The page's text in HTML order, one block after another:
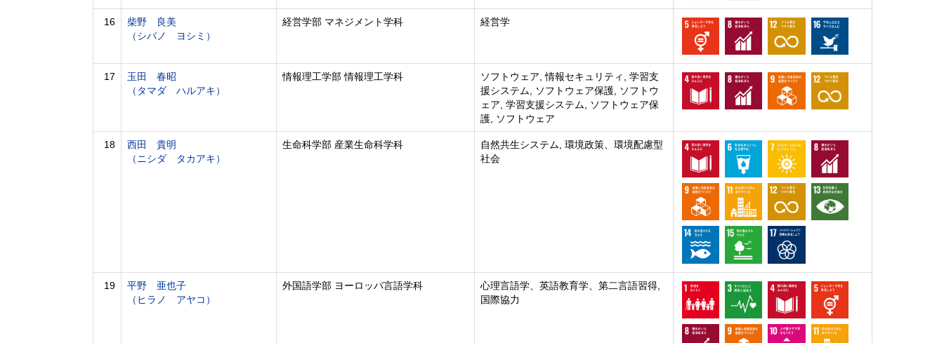
16
柴野 良美
（シバノ ヨシミ）
経営学部 マネジメント学科 経営学
17
玉田 春昭
（タマダ ハルアキ）
情報理工学部 情報理工学科
ソフトウェア, 情報セキュリティ, 学習支
援システム, ソフトウェア保護, ソフトウ
ェア, 学習支援システム, ソフトウェア保
護, ソフトウェア
18
西田 貴明
（ニシダ タカアキ）
生命科学部 産業生命科学科
自然共生システム, 環境政策、環境配慮型
社会
19
平野 亜也子
（ヒラノ アヤコ）
外国語学部 ヨーロッパ言語学科
心理言語学、英語教育学、第二言語習得,
国際協力